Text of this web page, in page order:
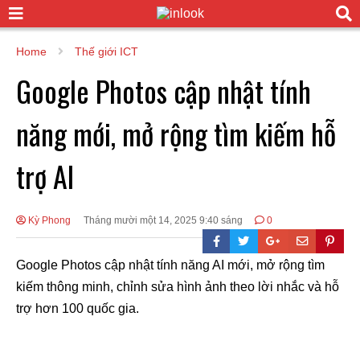
Home Thế giới ICT
Google Photos cập nhật tính
năng mới, mở rộng tìm kiếm hỗ
trợ AI
Kỳ Phong Tháng mười một 14, 2025 9:40 sáng 0
Google Photos cập nhật tính năng AI mới, mở rộng tìm
kiếm thông minh, chỉnh sửa hình ảnh theo lời nhắc và hỗ
trợ hơn 100 quốc gia.